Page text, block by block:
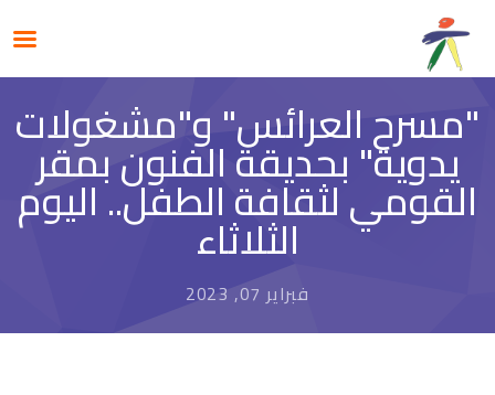
"مسرح العرائس" و"مشغولات
يدوية" بحديقة الفنون بمقر
القومي لثقافة الطفل.. اليوم
الثلاثاء
فبراير 07, 2023